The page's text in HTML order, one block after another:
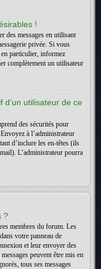
!
des messages en utilisant
privée. Si vous
en particulier, informez
complètement un utilisateur
d’un utilisateur de ce
des sécurités pour
à l’administrateur
d’inclure les en-têtes (ils
L’administrateur pourra
?
membres du forum. Les
votre panneau de
et leur envoyer des
peuvent être mis en
tous ses messages